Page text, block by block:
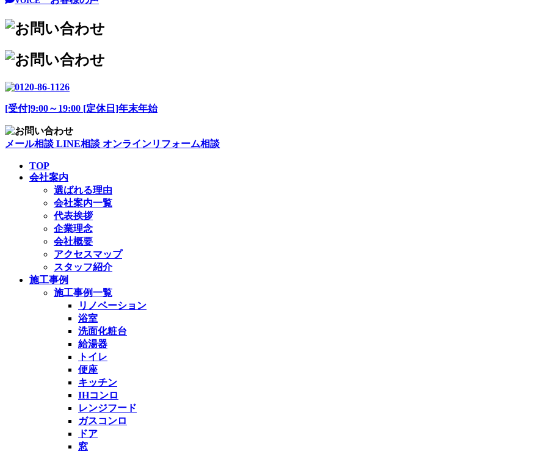
[受付]9:00～19:00 [定休日]年末年始
メール相談 LINE相談 オンラインリフォーム相談
TOP
会社案内
選ばれる理由
会社案内一覧
代表挨拶
企業理念
会社概要
アクセスマップ
スタッフ紹介
施工事例
施工事例一覧
リノベーション
浴室
洗面化粧台
給湯器
トイレ
便座
キッチン
IHコンロ
レンジフード
ガスコンロ
ドア
窓